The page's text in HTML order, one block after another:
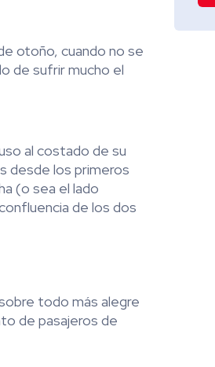
otoño, cuando no se
de sufrir mucho el
al costado de su
desde los primeros
(o sea el lado
de los dos
todo más alegre
de pasajeros de